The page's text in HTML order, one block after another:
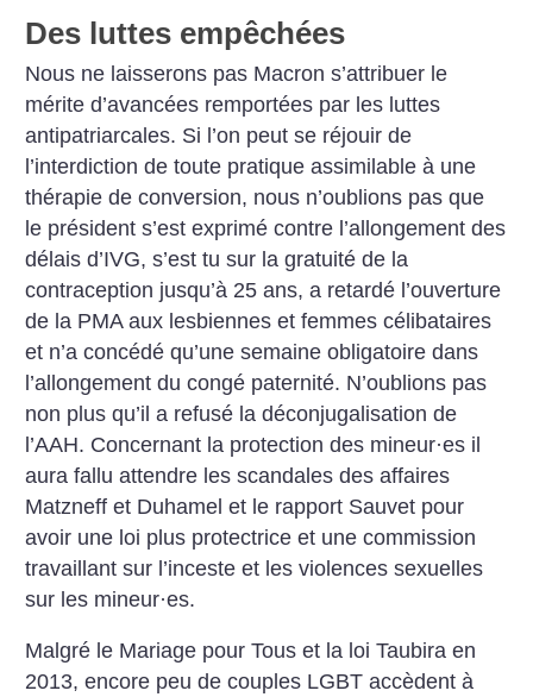
Des luttes empêchées
Nous ne laisserons pas Macron s’attribuer le
mérite d’avancées remportées par les luttes
antipatriarcales. Si l’on peut se réjouir de
l’interdiction de toute pratique assimilable à une
thérapie de conversion, nous n’oublions pas que
le président s’est exprimé contre l’allongement des
délais d’IVG, s’est tu sur la gratuité de la
contraception jusqu’à 25 ans, a retardé l’ouverture
de la PMA aux lesbiennes et femmes célibataires
et n’a concédé qu’une semaine obligatoire dans
l’allongement du congé paternité. N’oublions pas
non plus qu’il a refusé la déconjugalisation de
l’AAH. Concernant la protection des mineur·es il
aura fallu attendre les scandales des affaires
Matzneff et Duhamel et le rapport Sauvet pour
avoir une loi plus protectrice et une commission
travaillant sur l’inceste et les violences sexuelles
sur les mineur·es.
Malgré le Mariage pour Tous et la loi Taubira en
2013, encore peu de couples LGBT accèdent à